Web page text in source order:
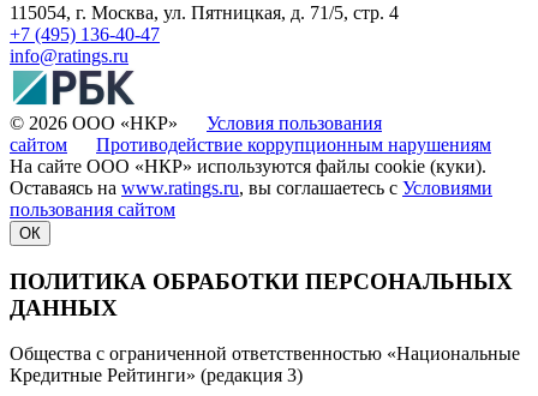
115054, г. Москва, ул. Пятницкая, д. 71/5, стр. 4
+7 (495) 136-40-47
info@ratings.ru
© 2026 ООО «НКР» Условия пользования
сайтом
Противодействие коррупционным нарушениям
На сайте ООО «НКР» используются файлы cookie (куки).
Оставаясь на www.ratings.ru, вы соглашаетесь с Условиями
пользования сайтом
ОК
ПОЛИТИКА ОБРАБОТКИ ПЕРСОНАЛЬНЫХ
ДАННЫХ
Общества с ограниченной ответственностью «Национальные
Кредитные Рейтинги» (редакция 3)